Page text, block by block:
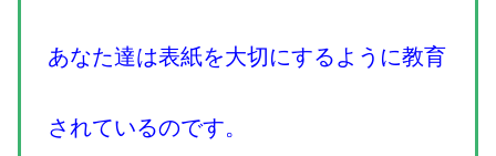
あなた達は表紙を大切にするように教育
されているのです。